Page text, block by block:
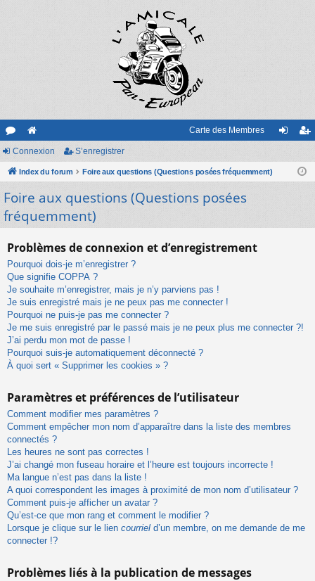
or
u
m
s
e
sit
e
Carte des Membres
nr
Connexion S’enregistrer
Index du forum Foire aux questions (Questions posées fréquemment)
Foire aux questions (Questions posées
fréquemment)
Problèmes de connexion et d’enregistrement
Pourquoi dois-je m’enregistrer ?
Que signifie COPPA ?
Je souhaite m’enregistrer, mais je n’y parviens pas !
Je suis enregistré mais je ne peux pas me connecter !
Pourquoi ne puis-je pas me connecter ?
Je me suis enregistré par le passé mais je ne peux plus me connecter ?!
J’ai perdu mon mot de passe !
Pourquoi suis-je automatiquement déconnecté ?
À quoi sert « Supprimer les cookies » ?
Paramètres et préférences de l’utilisateur
Comment modifier mes paramètres ?
Comment empêcher mon nom d’apparaître dans la liste des membres
connectés ?
Les heures ne sont pas correctes !
J’ai changé mon fuseau horaire et l’heure est toujours incorrecte !
Ma langue n’est pas dans la liste !
A quoi correspondent les images à proximité de mon nom d’utilisateur ?
Comment puis-je afficher un avatar ?
Qu’est-ce que mon rang et comment le modifier ?
Lorsque je clique sur le lien courriel d’un membre, on me demande de me
connecter !?
Problèmes liés à la publication de messages